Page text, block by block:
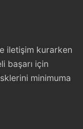
iletişim kurarken
başarı için
minimuma